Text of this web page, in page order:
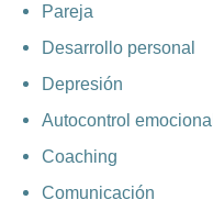
Pareja
Desarrollo personal
Depresión
Autocontrol emocional
Coaching
Comunicación